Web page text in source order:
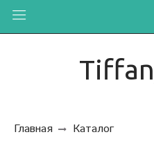
Главная Каталог